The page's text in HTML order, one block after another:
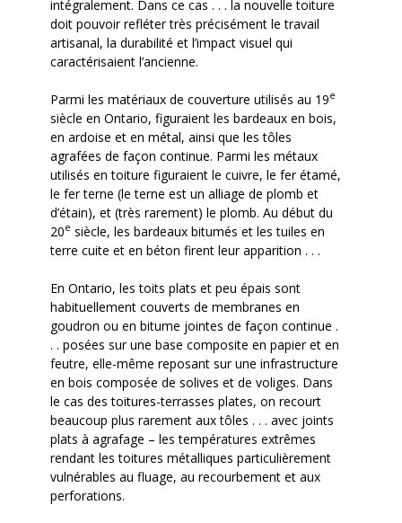
intégralement. Dans ce cas . . . la nouvelle toiture
doit pouvoir refléter très précisément le travail
artisanal, la durabilité et l’impact visuel qui
caractérisaient l’ancienne.
Parmi les matériaux de couverture utilisés au 19e
siècle en Ontario, figuraient les bardeaux en bois,
en ardoise et en métal, ainsi que les tôles
agrafées de façon continue. Parmi les métaux
utilisés en toiture figuraient le cuivre, le fer étamé,
le fer terne (le terne est un alliage de plomb et
d’étain), et (très rarement) le plomb. Au début du
20e siècle, les bardeaux bitumés et les tuiles en
terre cuite et en béton firent leur apparition . . .
En Ontario, les toits plats et peu épais sont
habituellement couverts de membranes en
goudron ou en bitume jointes de façon continue .
. . posées sur une base composite en papier et en
feutre, elle-même reposant sur une infrastructure
en bois composée de solives et de voliges. Dans
le cas des toitures-terrasses plates, on recourt
beaucoup plus rarement aux tôles . . . avec joints
plats à agrafage – les températures extrêmes
rendant les toitures métalliques particulièrement
vulnérables au fluage, au recourbement et aux
perforations.